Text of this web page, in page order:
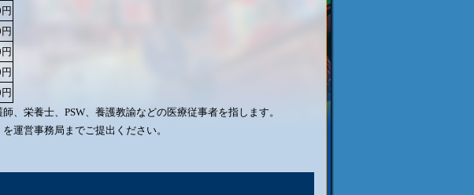
、栄養士、PSW、養護教諭などの医療従事者を指します。
運営事務局までご提出ください。